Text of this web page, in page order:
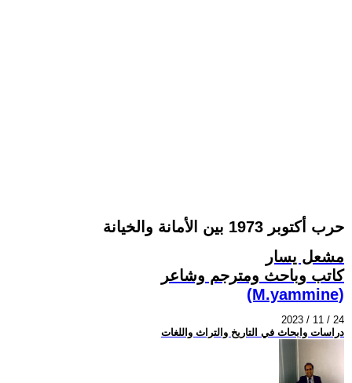
حرب أكتوبر 1973 بين الأمانة والخيانة‏
مشعل يسار
كاتب وباحث ومترجم وشاعر
(M.yammine)
2023 / 11 / 24
دراسات وابحاث في التاريخ والتراث واللغات